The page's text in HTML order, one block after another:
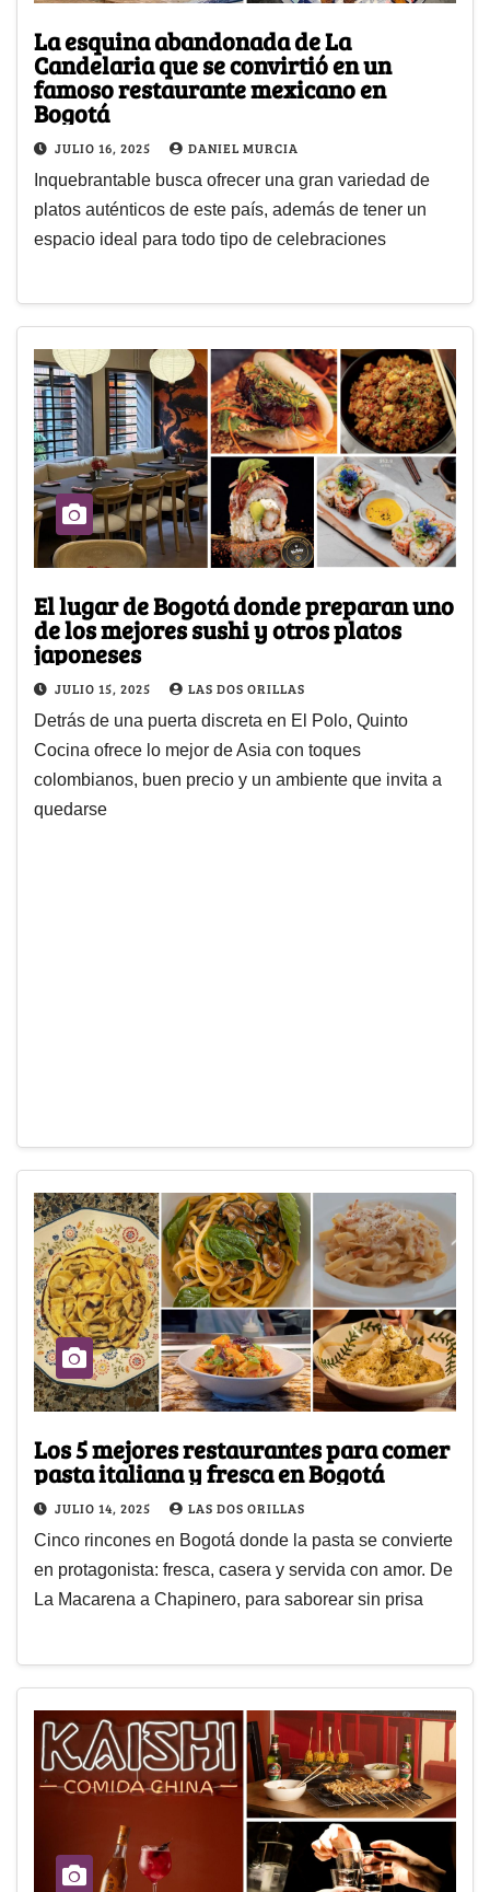
La esquina abandonada de La
Candelaria que se convirtió en un
famoso restaurante mexicano en
Bogotá
JULIO 16, 2025 DANIEL MURCIA
Inquebrantable busca ofrecer una gran variedad de
platos auténticos de este país, además de tener un
espacio ideal para todo tipo de celebraciones
El lugar de Bogotá donde preparan uno
de los mejores sushi y otros platos
japoneses
JULIO 15, 2025 LAS DOS ORILLAS
Detrás de una puerta discreta en El Polo, Quinto
Cocina ofrece lo mejor de Asia con toques
colombianos, buen precio y un ambiente que invita a
quedarse
Los 5 mejores restaurantes para comer
pasta italiana y fresca en Bogotá
JULIO 14, 2025 LAS DOS ORILLAS
Cinco rincones en Bogotá donde la pasta se convierte
en protagonista: fresca, casera y servida con amor. De
La Macarena a Chapinero, para saborear sin prisa